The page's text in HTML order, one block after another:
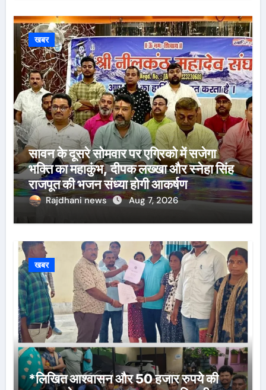
खबर
सावन के दूसरे सोमवार पर एग्रिको में सजेगा
भक्ति का महाकुंभ, दीपक लख्खा और स्नेहा सिंह
राजपूत की भजन संध्या होगी आकर्षण
Rajdhani news Aug 7, 2026
खबर
*लिखित आश्वासन और 50 हजार रुपये की